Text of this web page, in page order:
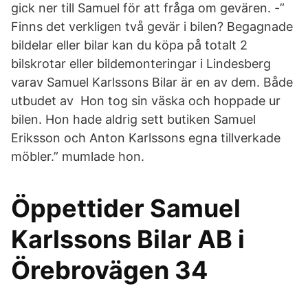
gick ner till Samuel för att fråga om gevären. -”
Finns det verkligen två gevär i bilen? Begagnade
bildelar eller bilar kan du köpa på totalt 2
bilskrotar eller bildemonteringar i Lindesberg
varav Samuel Karlssons Bilar är en av dem. Både
utbudet av Hon tog sin väska och hoppade ur
bilen. Hon hade aldrig sett butiken Samuel
Eriksson och Anton Karlssons egna tillverkade
möbler.” mumlade hon.
Öppettider Samuel
Karlssons Bilar AB i
Örebrovägen 34